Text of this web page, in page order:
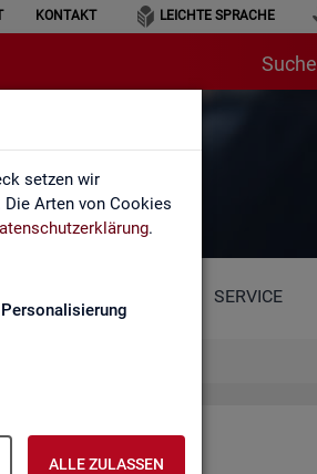
setzen wir
Arten von Cookies
.
Personalisierung
ALLE ZULASSEN
KONTAKT LEICHTE SPRACHE
Suche
SERVICE
in­ter­pre­tie­ren